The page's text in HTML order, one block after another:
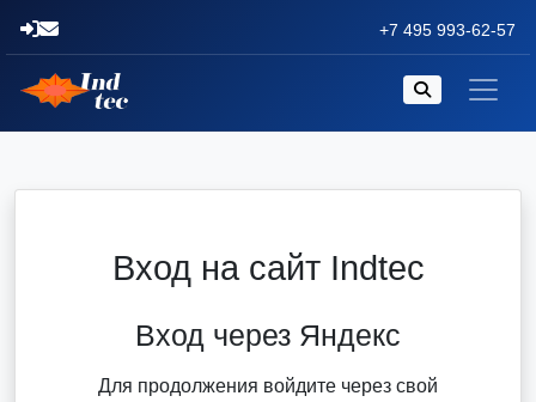
+7 495 993-62-57
Вход на сайт Indtec
Вход через Яндекс
Для продолжения войдите через свой